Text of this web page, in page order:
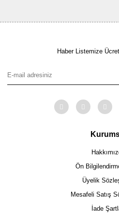
Haber Listemize
Ön
Üyelik
Mesafeli Satış
İade